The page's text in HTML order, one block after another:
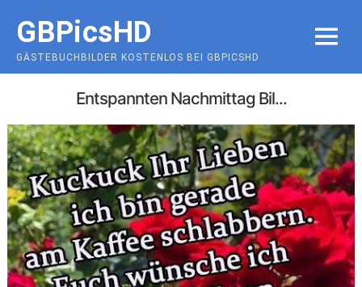
content
GBPicsHD
GÄSTEBUCHBILDER KOSTENLOS BEI GBPICSHD
MENU
Entspannten Nachmittag Bil...